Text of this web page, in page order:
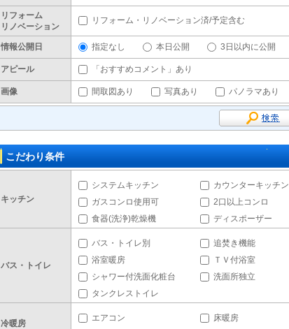
リフォーム
リノベーション
リフォーム・リノベーション済/予定含む
情報公開日 指定なし 本日公開 3日以内に公開
アピール 「おすすめコメント」あり
画像 間取図あり 写真あり パノラマあり
こだわり条件
キッチン
システムキッチン カウンターキッチン
ガスコンロ使用可
2口以上コンロ
食器(洗浄)乾燥機
ディスポーザー
バス・トイレ
バス・トイレ別 追焚き機能
浴室暖房
ＴＶ付浴室
シャワー付洗面化粧台
洗面所独立
タンクレストイレ
冷暖房
エアコン 床暖房